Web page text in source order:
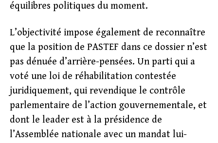
équilibres politiques du moment.
L’objectivité impose également de reconnaître
que la position de PASTEF dans ce dossier n’est
pas dénuée d’arrière-pensées. Un parti qui a
voté une loi de réhabilitation contestée
juridiquement, qui revendique le contrôle
parlementaire de l’action gouvernementale, et
dont le leader est à la présidence de
l’Assemblée nationale avec un mandat lui-